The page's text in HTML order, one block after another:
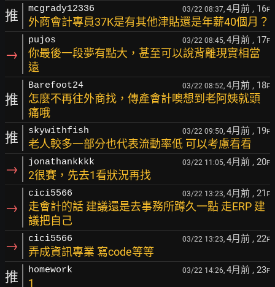
推 mcgrady12336 03/22 08:37, 4月前 , 16F
外商會計專員37K是有其他津貼還是年薪40個月？
→
pujos 03/22 08:45, 4月前 , 17F
你最後一段夢有點大，甚至可以說背離現實相當
遠
推
Barefoot24 03/22 08:52, 4月前 , 18F
怎麼不再往外商找，傳產會計噢想到老阿姨就頭
痛哦
推 skywithfish 03/22 09:50, 4月前 , 19F
老人較多一部分也代表流動率低 可以考慮看看
→ jonathankkkk 03/22 11:05, 4月前 , 20F
2很賽，先去1看狀況再找
→
cici5566 03/22 13:23, 4月前 , 21 F
走會計的話 建議還是去事務所蹲久一點 走ERP 建
議把自己
→ cici5566 03/22 13:23, 4月前 , 22F
弄成資訊專業 寫code等等
推 homework 03/22 14:26, 4月前 , 23F
1